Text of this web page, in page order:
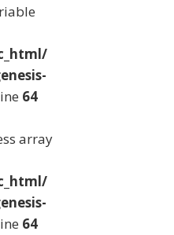
64
array
64